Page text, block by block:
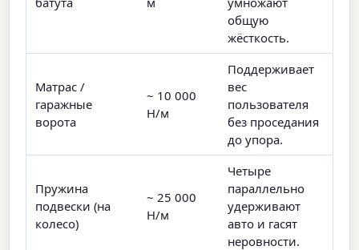
общую
жёсткость.
Матрас /
гаражные
ворота
~ 10 000
Н/м
Поддерживает
вес
пользователя
без проседания
до упора.
Пружина
подвески (на
колесо)
~ 25 000
Н/м
Четыре
параллельно
удерживают
авто и гасят
неровности.